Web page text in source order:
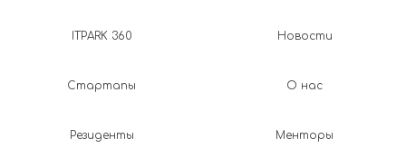
ITPARK 360
Стартапы
Резиденты
Новости
О нас
Менторы